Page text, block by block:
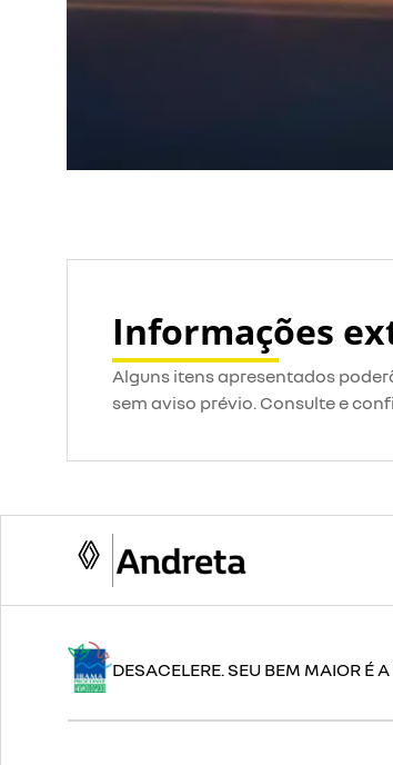
Informações
Alguns itens apresentados
sem aviso prévio. Consulte e
DESACELERE. SEU BEM MAIOR É